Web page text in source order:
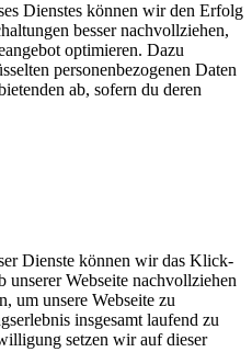
Dienstes können wir den Erfolg
besser nachvollziehen,
optimieren. Dazu
personenbezogenen Daten
ab, sofern du deren
Dienste können wir das Klick-
unserer Webseite nachvollziehen
um unsere Webseite zu
insgesamt laufend zu
setzen wir auf dieser